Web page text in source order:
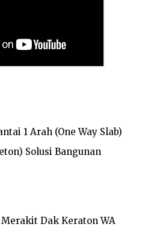
1 Arah (One Way Slab)
Solusi Bangunan
Dak Keraton WA